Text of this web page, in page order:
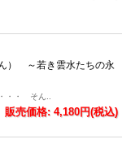
） ～若き雲水たちの永
・・ そん..
販売価格: 4,180円(税込)